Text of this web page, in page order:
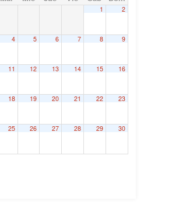
1 2
4 5 6 7 8 9
11 12 13 14 15 16
18 19 20 21 22 23
25 26 27 28 29 30